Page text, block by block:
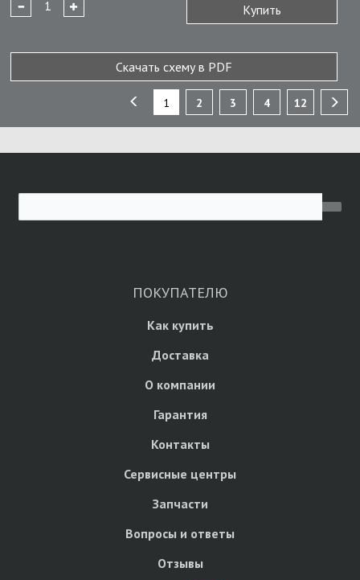
Купить
Скачать схему в PDF
1 2 3 4 12
ПОКУПАТЕЛЮ
Как купить
Доставка
О компании
Гарантия
Контакты
Сервисные центры
Запчасти
Вопросы и ответы
Отзывы